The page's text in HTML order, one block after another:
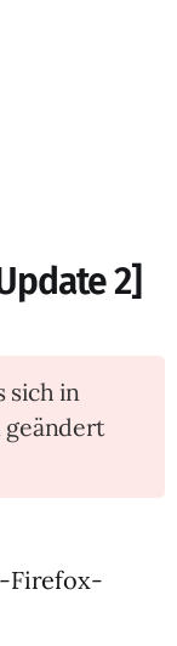
2]
sich in
geändert
Firefox-